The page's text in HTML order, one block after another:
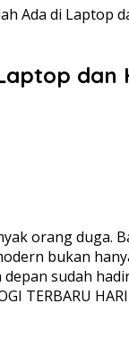
Ada di Laptop
orang duga.
bukan
sudah
TERBARU